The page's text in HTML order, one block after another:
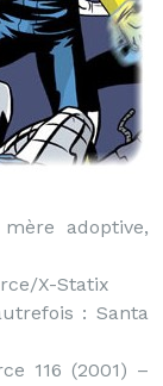
adoptive,
X-Statix
: Santa
116 (2001) –